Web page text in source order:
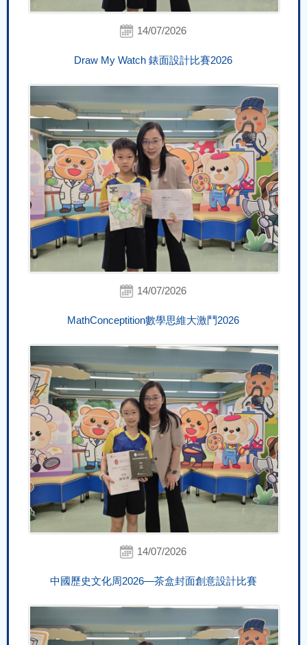
14/07/2026
Draw My Watch 錶面設計比賽2026
14/07/2026
MathConceptition數學思維大激鬥2026
14/07/2026
中國歷史文化周2026―茶盒封面創意設計比賽